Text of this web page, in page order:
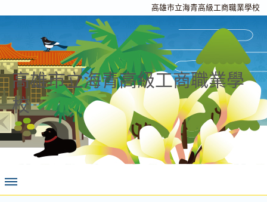
高雄市立海青高級工商職業學校
高雄市立海青高級工商職業學
校